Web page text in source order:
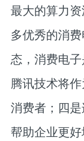
最大的算力
多优秀的消
态，消费电
腾讯技术将
消费者；四是
帮助企业更